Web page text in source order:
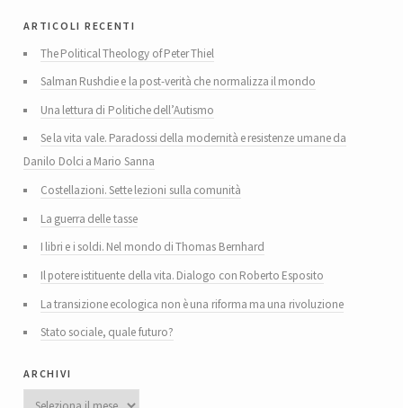
articoli recenti
The Political Theology of Peter Thiel
Salman Rushdie e la post-verità che normalizza il mondo
Una lettura di Politiche dell’Autismo
Se la vita vale. Paradossi della modernità e resistenze umane da
Danilo Dolci a Mario Sanna
Costellazioni. Sette lezioni sulla comunità
La guerra delle tasse
I libri e i soldi. Nel mondo di Thomas Bernhard
Il potere istituente della vita. Dialogo con Roberto Esposito
La transizione ecologica non è una riforma ma una rivoluzione
Stato sociale, quale futuro?
archivi